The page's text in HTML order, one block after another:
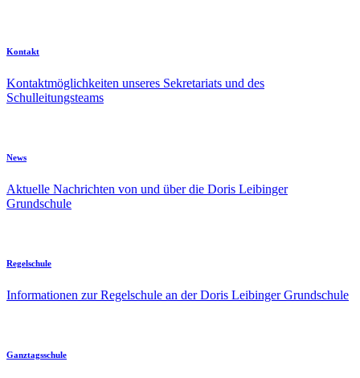
Kontakt
Kontaktmöglichkeiten unseres Sekretariats und des
Schulleitungsteams
News
Aktuelle Nachrichten von und über die Doris Leibinger
Grundschule
Regelschule
Informationen zur Regelschule an der Doris Leibinger Grundschule
Ganztagsschule